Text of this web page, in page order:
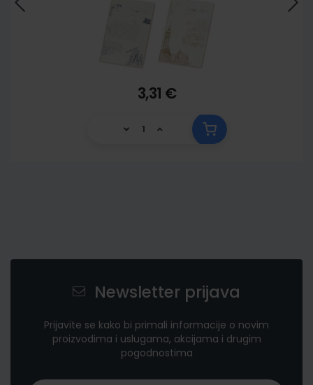
3,31 €
Newsletter prijava
Prijavite se kako bi primali informacije o novim
proizvodima i uslugama, akcijama i drugim
pogodnostima